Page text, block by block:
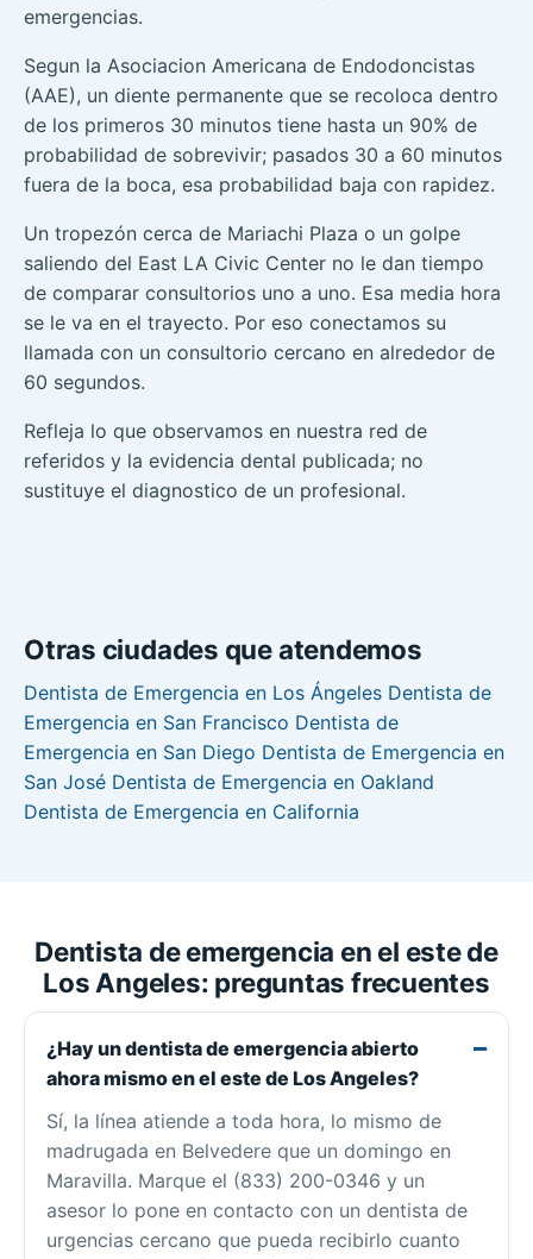
emergencias.
Segun la Asociacion Americana de Endodoncistas
(AAE), un diente permanente que se recoloca dentro
de los primeros 30 minutos tiene hasta un 90% de
probabilidad de sobrevivir; pasados 30 a 60 minutos
fuera de la boca, esa probabilidad baja con rapidez.
Un tropezón cerca de Mariachi Plaza o un golpe
saliendo del East LA Civic Center no le dan tiempo
de comparar consultorios uno a uno. Esa media hora
se le va en el trayecto. Por eso conectamos su
llamada con un consultorio cercano en alrededor de
60 segundos.
Refleja lo que observamos en nuestra red de
referidos y la evidencia dental publicada; no
sustituye el diagnostico de un profesional.
Otras ciudades que atendemos
Dentista de Emergencia en Los Ángeles Dentista de
Emergencia en San Francisco Dentista de
Emergencia en San Diego Dentista de Emergencia en
San José Dentista de Emergencia en Oakland
Dentista de Emergencia en California
Dentista de emergencia en el este de
Los Angeles: preguntas frecuentes
¿Hay un dentista de emergencia abierto
ahora mismo en el este de Los Angeles?
Sí, la línea atiende a toda hora, lo mismo de
madrugada en Belvedere que un domingo en
Maravilla. Marque el (833) 200-0346 y un
asesor lo pone en contacto con un dentista de
urgencias cercano que pueda recibirlo cuanto